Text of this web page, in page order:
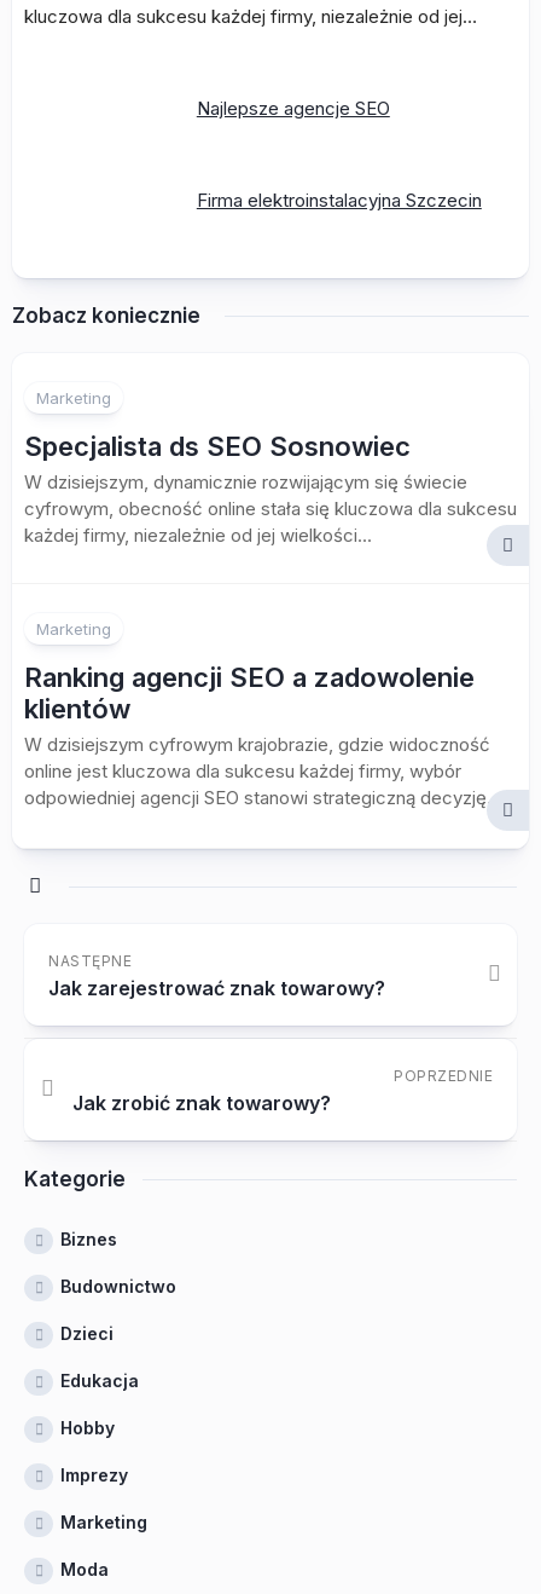
kluczowa dla sukcesu każdej firmy, niezależnie od jej…
Najlepsze agencje SEO
Firma elektroinstalacyjna Szczecin
Zobacz koniecznie
Marketing
Specjalista ds SEO Sosnowiec
W dzisiejszym, dynamicznie rozwijającym się świecie
cyfrowym, obecność online stała się kluczowa dla sukcesu
każdej firmy, niezależnie od jej wielkości...
Marketing
Ranking agencji SEO a zadowolenie
klientów
W dzisiejszym cyfrowym krajobrazie, gdzie widoczność
online jest kluczowa dla sukcesu każdej firmy, wybór
odpowiedniej agencji SEO stanowi strategiczną decyzję....
NASTĘPNE
Jak zarejestrować znak towarowy?
POPRZEDNIE
Jak zrobić znak towarowy?
Kategorie
Biznes
Budownictwo
Dzieci
Edukacja
Hobby
Imprezy
Marketing
Moda